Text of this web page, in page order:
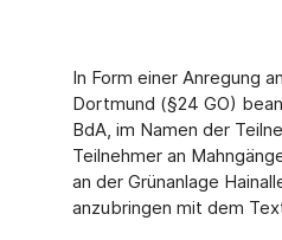
In Form einer Anregung
Dortmund (§24 GO)
BdA, im Namen der
Teilnehmer an
an der Grünanlage
anzubringen mit dem